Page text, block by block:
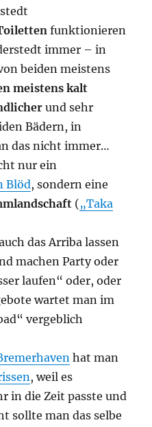
funktionieren
immer – in
beiden meistens
meistens kalt
und sehr
Bädern, in
das nicht immer…
nur ein
Blöd, sondern eine
(„Taka
das Arriba lassen
machen Party oder
laufen“ oder, oder
wartet man im
vergeblich
hat man
, weil es
in die Zeit passte und
sollte man das selbe